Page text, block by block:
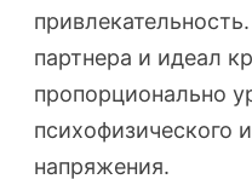
партнера и идеал
пропорционально
психофизического
напряжения.